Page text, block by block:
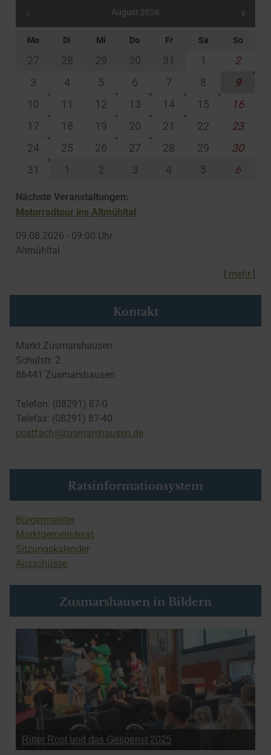
August 2026
Mo Di Mi Do Fr Sa So
27 28 29 30 31 1
2
3
4 5 6 7 8
9
10
11 12 13 14 15
16
17
18 19 20 21 22
23
24
25 26 27 28 29
30
31
1 2 3 4 5 6
Nächste Veranstaltungen:
Motorradtour ins Altmühltal
09.​08.​2026 - 09:00 Uhr
Altmühltal
[ mehr ]
Kontakt
Markt Zusmarshausen
Schulstr. 2
86441 Zusmarshausen
Telefon: (08291) 87-0
Telefax: (08291) 87-40
postfach@zusmarshausen.de
Ratsinformationsystem
Bürgermeister
Marktgemeinderat
Sitzungskalender
Ausschüsse
Zusmarshausen in Bildern
Ritter Rost und das Gespenst 2025